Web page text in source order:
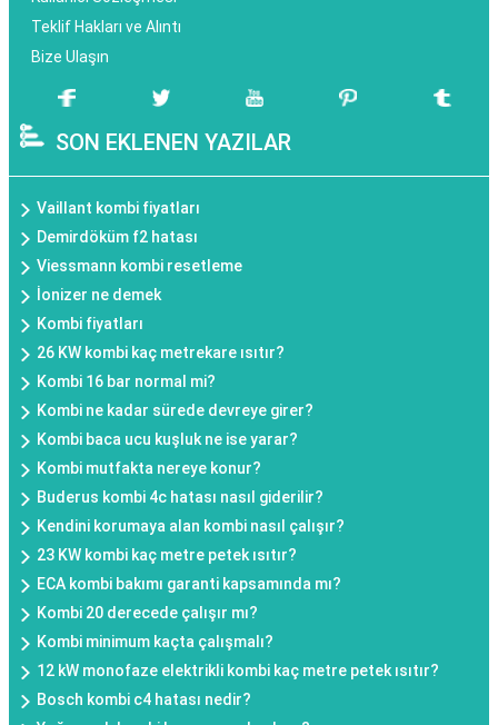
Teklif Hakları ve Alıntı
Bize Ulaşın
SON EKLENEN YAZILAR
Vaillant kombi fiyatları
Demirdöküm f2 hatası
Viessmann kombi resetleme
İonizer ne demek
Kombi fiyatları
26 KW kombi kaç metrekare ısıtır?
Kombi 16 bar normal mi?
Kombi ne kadar sürede devreye girer?
Kombi baca ucu kuşluk ne ise yarar?
Kombi mutfakta nereye konur?
Buderus kombi 4c hatası nasıl giderilir?
Kendini korumaya alan kombi nasıl çalışır?
23 KW kombi kaç metre petek ısıtır?
ECA kombi bakımı garanti kapsamında mı?
Kombi 20 derecede çalışır mı?
Kombi minimum kaçta çalışmalı?
12 kW monofaze elektrikli kombi kaç metre petek ısıtır?
Bosch kombi c4 hatası nedir?